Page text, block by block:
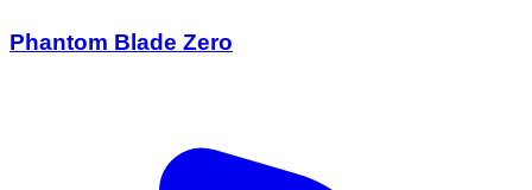
Phantom Blade Zero